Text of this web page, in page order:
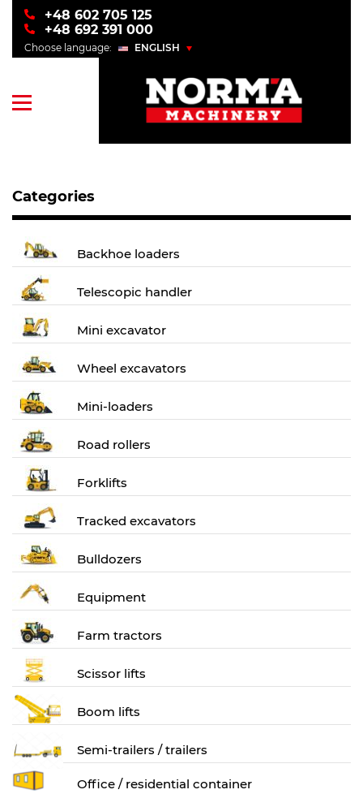
+48 602 705 125
+48 692 391 000
Choose language:
ENGLISH
Categories
Backhoe loaders
Telescopic handler
Mini excavator
Wheel excavators
Mini-loaders
Road rollers
Forklifts
Tracked excavators
Bulldozers
Equipment
Farm tractors
Scissor lifts
Boom lifts
Semi-trailers / trailers
Оffice / residential container